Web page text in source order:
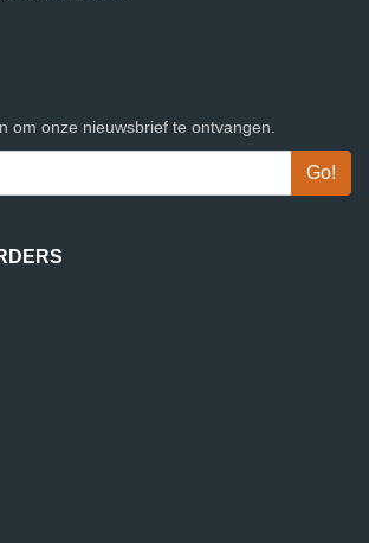
om onze nieuwsbrief te ontvangen.